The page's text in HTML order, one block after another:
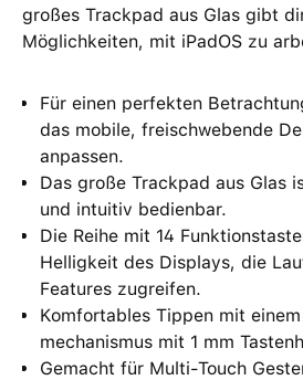
großes Trackpad aus Glas gibt
Möglichkeiten, mit iPadOS zu
Für einen perfekten
das mobile, frei­schwebende
anpassen.
Das große Trackpad aus Glas
und intuitiv bedienbar.
Die Reihe mit 14
Helligkeit des Displays, die
Features zugreifen.
Komfortables Tippen mit
mechanismus mit 1 mm
Gemacht für Multi-Touch